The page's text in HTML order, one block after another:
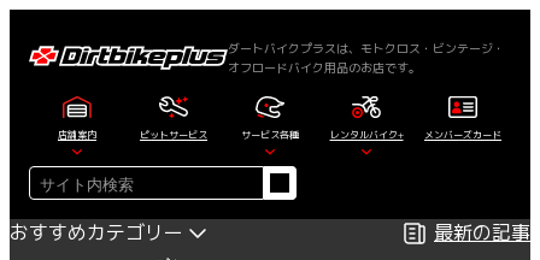
ダートバイクプラスは、モトクロス・ビンテージ・
オフロードバイク用品のお店です。
店舗案内 ピットサービス サービス各種 レンタルバイク+ メンバーズカード
検
索
おすすめカテゴリー
最新の記事